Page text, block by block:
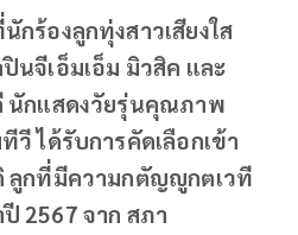
กร้องลูกทุ่งสาวเสียงใส
จีเอ็มเอ็ม มิวสิค และ
นักแสดงวัยรุ่นคุณภาพ
วี ได้รับการคัดเลือกเข้า
ลูกที่มีความกตัญญูกตเวที
2567 จาก สภา